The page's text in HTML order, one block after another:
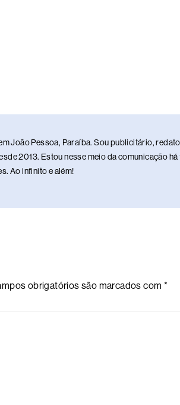
João Pessoa, Paraíba. Sou publicitário,
2013. Estou nesse meio da comunicação
Ao infinito e além!
obrigatórios são marcados com *